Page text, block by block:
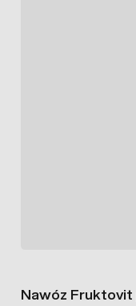
Nawóz